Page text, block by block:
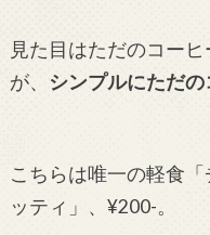
見た目はただのコー
が、 シンプルにただの
こちらは唯一の軽食
ッティ」、¥200-。